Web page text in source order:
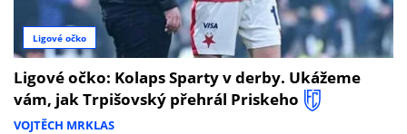
Ligové očko
Ligové očko: Kolaps Sparty v derby. Ukážeme
vám, jak Trpišovský přehrál Priskeho
VOJTĚCH MRKLAS